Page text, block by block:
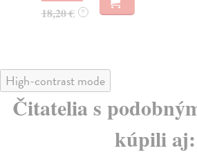
18,20 € ?
High-contrast mode
Čitatelia s
kúpili aj: